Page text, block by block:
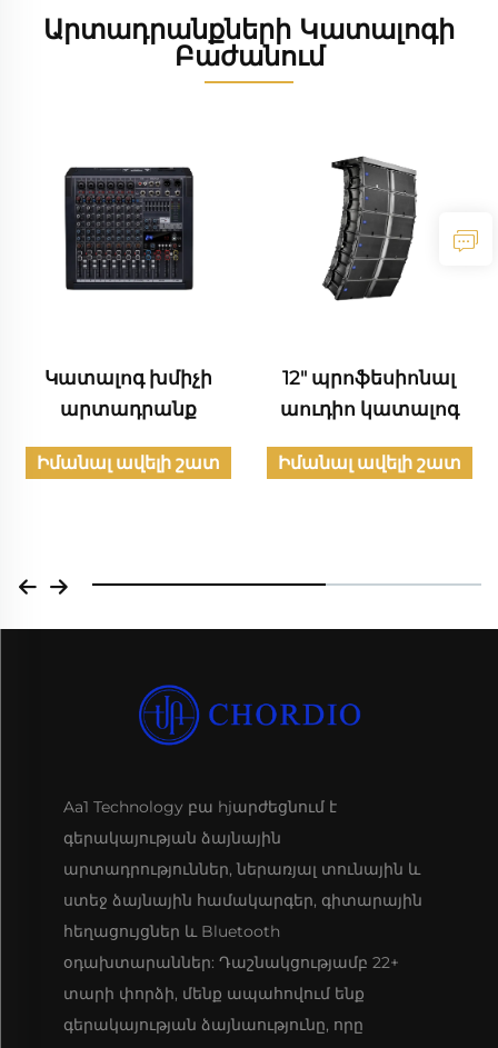
Արտադրանքների Կատալոգի
Բաժանում
Կատալոգ խմիչի
արտադրանք
Իմանալ ավելի շատ
12" պրոֆեսիոնալ
աուդիո կատալոգ
Իմանալ ավելի շատ
Aa1 Technology բա hjարժեցնում է
գերակայության ձայնային
արտադրություններ, ներառյալ տունային և
ստեջ ձայնային համակարգեր, գիտարային
հեղացույցներ և Bluetooth
օդախտարաններ: Դաշնակցությամբ 22+
տարի փորձի, մենք ապահովում ենք
գերակայության ձայնաությունը, որը